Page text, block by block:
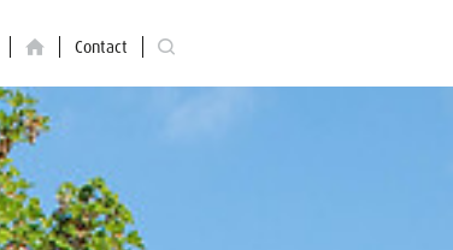
Contact